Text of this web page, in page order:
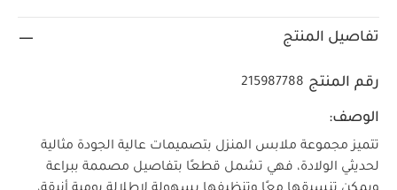
تفاصيل المنتج
رقم المنتج 215987788
الوصف:
تتميز مجموعة ملابس المنزل بتصميمات عالية الجودة مثالية
لحديثي الولادة، فهي تشمل قطعًا بتفاصيل مصممة ببراعة